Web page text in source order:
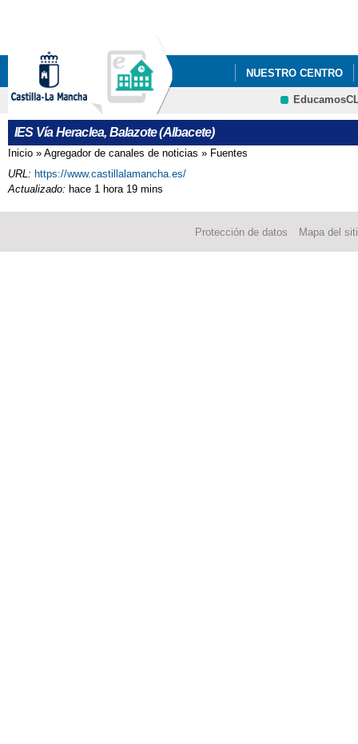
NUESTRO CENTRO
BLOG DE IGUALDAD
IES Vía Heraclea, Balazote (Albacete)
Se encuentra usted aquí
Inicio » Agregador de canales de noticias » Fuentes
URL: https://www.castillalamancha.es/
Actualizado: hace 1 hora 19 mins
Protección de datos Mapa del